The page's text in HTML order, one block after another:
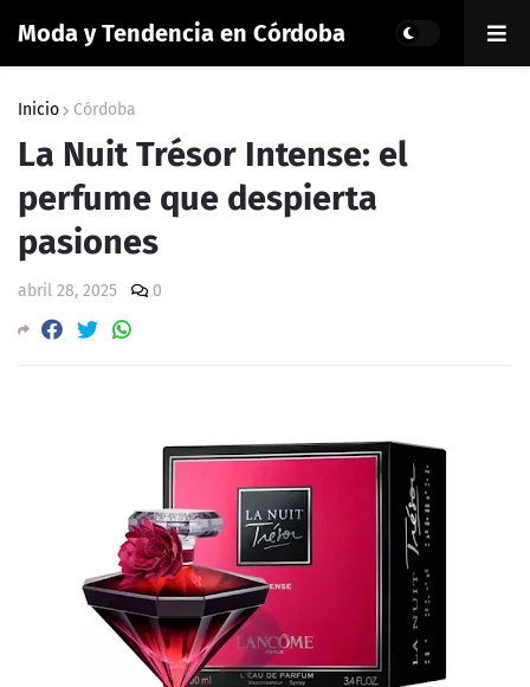
Moda y Tendencia en Córdoba
Inicio Córdoba
La Nuit Trésor Intense: el
perfume que despierta
pasiones
abril 28, 2025 0